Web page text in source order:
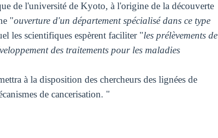
de l'université de Kyoto, à l'origine de la découverte
"ouverture d'un département spécialisé dans ce type
les scientifiques espèrent faciliter "les prélèvements de
des traitements pour les maladies
à la disposition des chercheurs des lignées de
de cancerisation. "